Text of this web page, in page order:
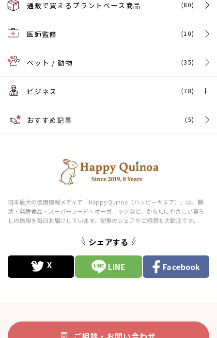
通販で買えるプラントベース商品 (80)
医師監修 (10)
ペット / 動物 (35)
ビジネス (78)
おすすめ記事 (5)
シェアする
LINE Facebook